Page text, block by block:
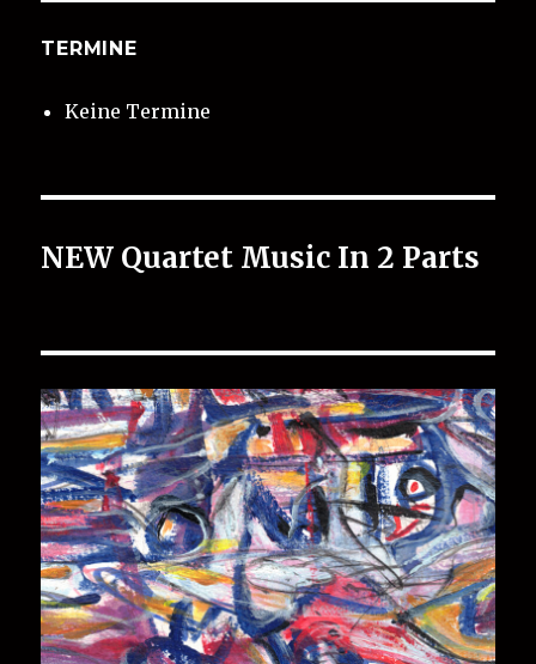
TERMINE
Keine Termine
NEW Quartet Music In 2 Parts